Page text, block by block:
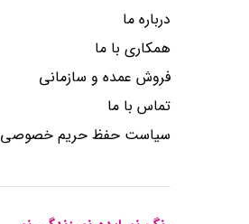
درباره ما
همکاری با ما
فروش عمده و سازمانی
تماس با ما
سیاست حفظ حریم خصوصی